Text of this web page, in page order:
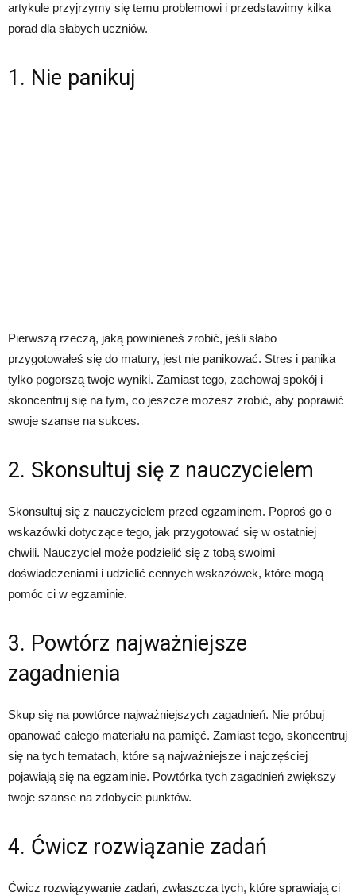
artykule przyjrzymy się temu problemowi i przedstawimy kilka
porad dla słabych uczniów.
1. Nie panikuj
Pierwszą rzeczą, jaką powinieneś zrobić, jeśli słabo
przygotowałeś się do matury, jest nie panikować. Stres i panika
tylko pogorszą twoje wyniki. Zamiast tego, zachowaj spokój i
skoncentruj się na tym, co jeszcze możesz zrobić, aby poprawić
swoje szanse na sukces.
2. Skonsultuj się z nauczycielem
Skonsultuj się z nauczycielem przed egzaminem. Poproś go o
wskazówki dotyczące tego, jak przygotować się w ostatniej
chwili. Nauczyciel może podzielić się z tobą swoimi
doświadczeniami i udzielić cennych wskazówek, które mogą
pomóc ci w egzaminie.
3. Powtórz najważniejsze
zagadnienia
Skup się na powtórce najważniejszych zagadnień. Nie próbuj
opanować całego materiału na pamięć. Zamiast tego, skoncentruj
się na tych tematach, które są najważniejsze i najczęściej
pojawiają się na egzaminie. Powtórka tych zagadnień zwiększy
twoje szanse na zdobycie punktów.
4. Ćwicz rozwiązanie zadań
Ćwicz rozwiązywanie zadań, zwłaszcza tych, które sprawiają ci